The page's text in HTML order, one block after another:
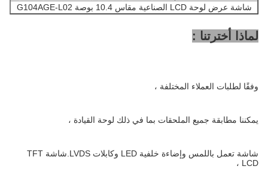
شاشة عرض لوحة LCD الصناعية مقاس 10.4 بوصة G104AGE-L02
لماذا أخترتنا :
وفقًا لطلبات العملاء المختلفة ،
يمكننا مطابقة جميع الملحقات بما في ذلك لوحة القيادة ،
شاشة تعمل باللمس وإضاءة خلفية LED وكابلات LVDS.شاشة TFT
LCD ،